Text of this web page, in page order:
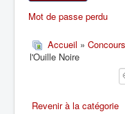
RANDONNÉE
Mot de passe perdu
Accueil »
l'Ouille Noire
Revenir à la catégorie